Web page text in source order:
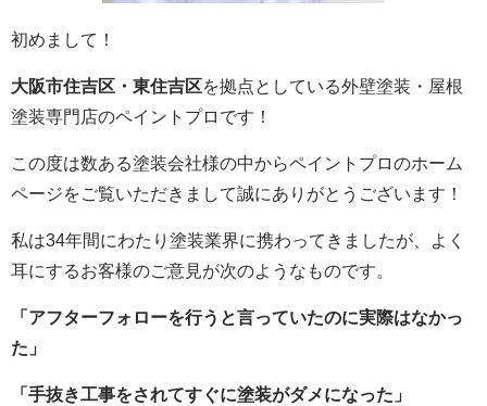
初めまして！
大阪市住吉区・東住吉区を拠点としている外壁塗装・屋根
塗装専門店のペイントプロです！
この度は数ある塗装会社様の中からペイントプロのホーム
ページをご覧いただきまして誠にありがとうございます！
私は34年間にわたり塗装業界に携わってきましたが、よく
耳にするお客様のご意見が次のようなものです。
「アフターフォローを行うと言っていたのに実際はなかっ
た」
「手抜き工事をされてすぐに塗装がダメになった」